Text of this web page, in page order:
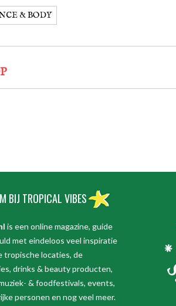
& BODY
BIJ TROPICAL VIBES
is een online magazine, guide
met eindeloos veel inspiratie
tropische locaties, de
drinks & beauty producten,
& foodfestivals, events,
personen en nog veel meer.